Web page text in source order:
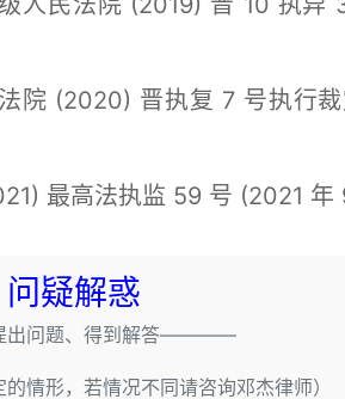
(2020) 晋执复 7 号执行
最高法执监 59 号 (2021 年
问疑解惑
问题、得到解答————
的情形，若情况不同请咨询邓杰律师）